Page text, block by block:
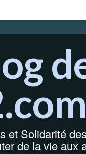
et Solidarité
de la vie aux